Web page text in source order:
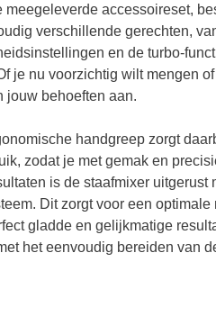
meegeleverde accessoireset,
verschillende gerechten,
en de turbo-
je nu voorzichtig wilt mengen
jouw behoeften aan.
handgreep zorgt
zodat je met gemak en
is de staafmixer
Dit zorgt voor een
gladde en gelijkmatige
het eenvoudig bereiden van